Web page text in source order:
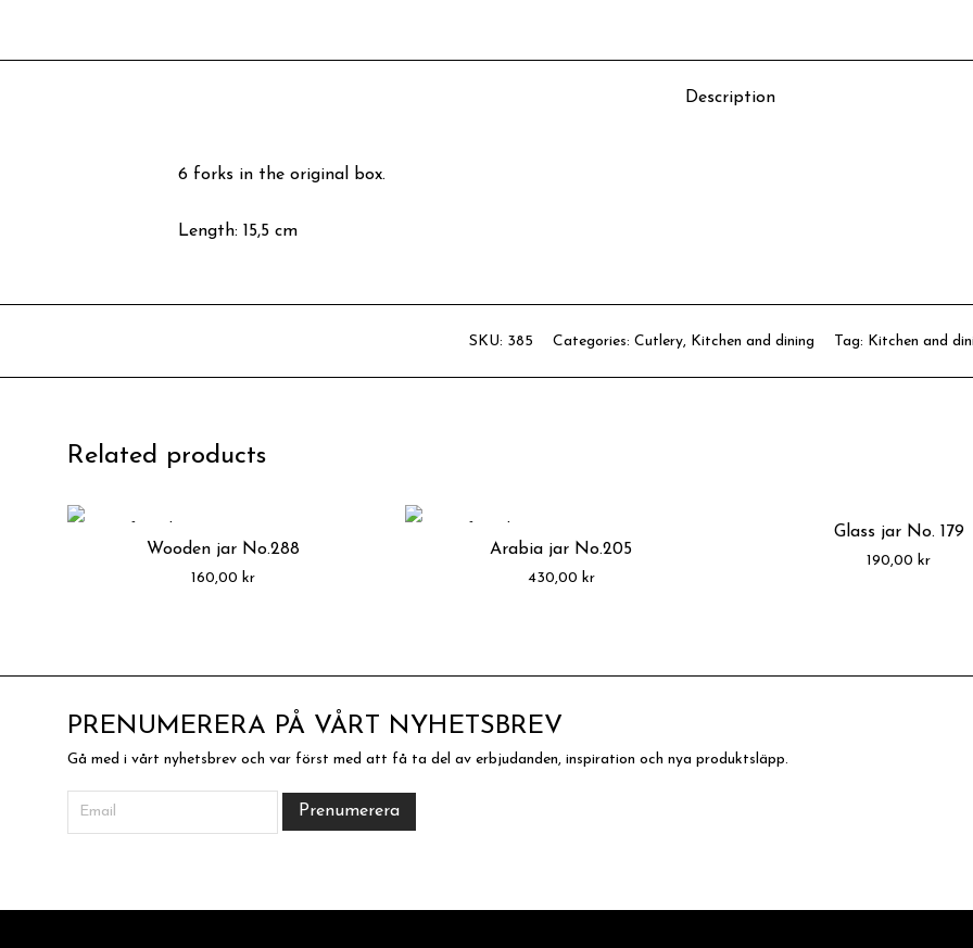
Description
6 forks in the original box.
Length: 15,5 cm
SKU: 385 Categories: Cutlery, Kitchen and dining Tag: Kitchen and
Related products
Wooden jar No.288
160,00 kr
Arabia jar No.205
430,00 kr
Glass jar No. 179
190,00 kr
PRENUMERERA PÅ VÅRT NYHETSBREV
Gå med i vårt nyhetsbrev och var först med att få ta del av erbjudanden, inspiration och nya produktsläpp.